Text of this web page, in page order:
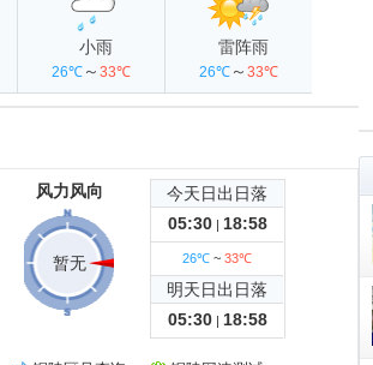
小雨
26℃ ～ 33℃
雷阵雨
26℃ ～ 33℃
风力风向
暂无
今天日出日落
05:30| 18:58
26℃ ~ 33℃
明天日出日落
05:30| 18:58